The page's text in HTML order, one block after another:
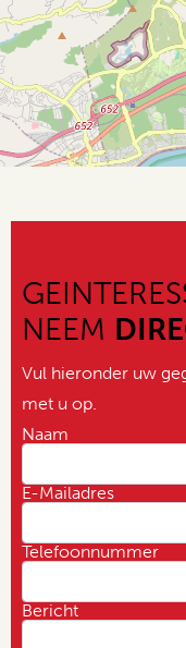
NEEM
Vul hieronder uw
met u op.
Naam
E-Mailadres
Telefoonnummer
Bericht